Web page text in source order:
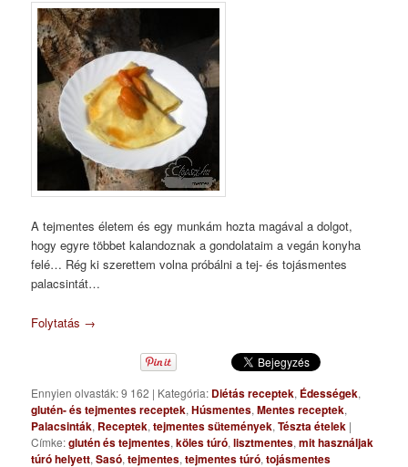
A tejmentes életem és egy munkám hozta magával a dolgot,
hogy egyre többet kalandoznak a gondolataim a vegán konyha
felé… Rég ki szerettem volna próbálni a tej- és tojásmentes
palacsintát…
Folytatás →
Ennyien olvasták: 9 162 | Kategória: Diétás receptek, Édességek,
glutén- és tejmentes receptek,Húsmentes,Mentes receptek,
Palacsinták, Receptek,tejmentes sütemények,Tészta ételek |
Címke:glutén és tejmentes,köles túró,lisztmentes,mit használjak
túró helyett,Sasó,tejmentes,tejmentes túró,tojásmentes